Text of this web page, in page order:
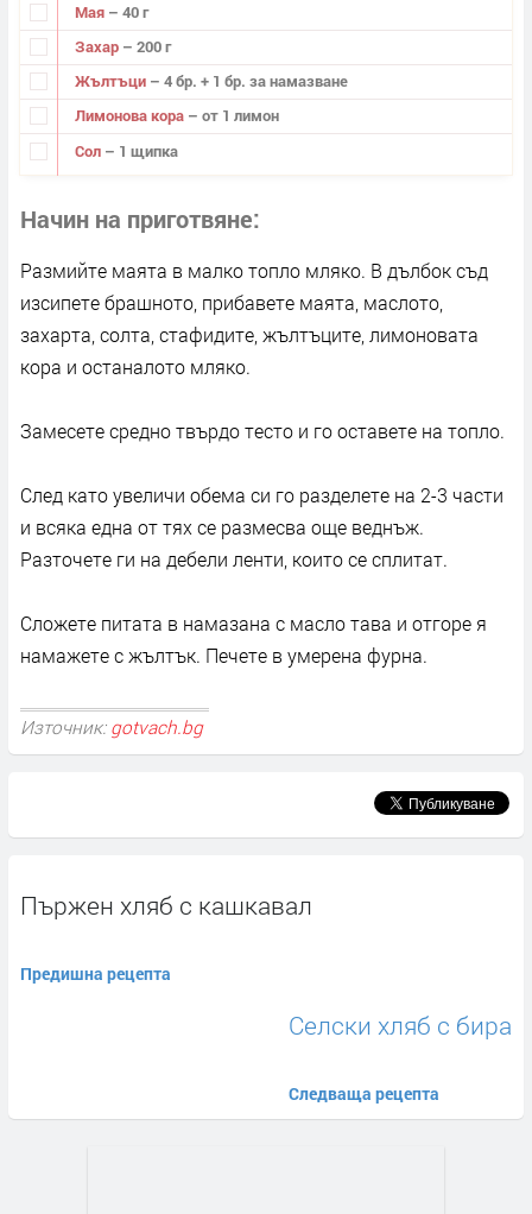
Мая – 40 г
Захар – 200 г
Жълтъци – 4 бр. + 1 бр. за намазване
Лимонова кора – от 1 лимон
Сол – 1 щипка
Начин на приготвяне
Размийте маята в малко топло мляко. В дълбок съд
изсипете брашното, прибавете маята, маслото,
захарта, солта, стафидите, жълтъците, лимоновата
кора и останалото мляко.
Замесете средно твърдо тесто и го оставете на топло.
След като увеличи обема си го разделете на 2-3 части
и всяка една от тях се размесва още веднъж.
Разточете ги на дебели ленти, които се сплитат.
Сложете питата в намазана с масло тава и отгоре я
намажете с жълтък. Печете в умерена фурна.
Източник: gotvach.bg
Пържен хляб с кашкавал
Предишна рецепта
Селски хляб с бира
Следваща рецепта